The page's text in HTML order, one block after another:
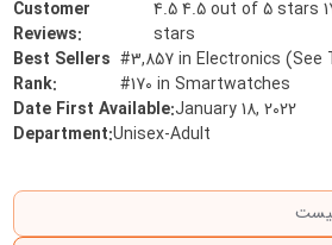
Customer
Reviews:
4.5 4.5 out of 5 stars
stars
Best Sellers
Rank:
#3,857 in Electronics (See
#170 in Smartwatches
Date First Available:January 18, 2022
Department:Unisex-Adult